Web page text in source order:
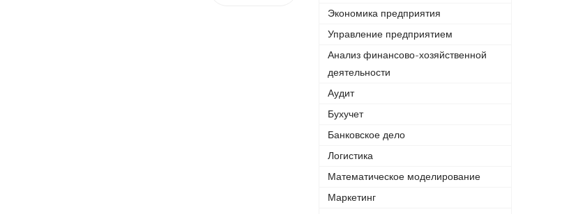
Экономика предприятия
Управление предприятием
Анализ финансово-хозяйственной
деятельности
Аудит
Бухучет
Банковское дело
Логистика
Математическое моделирование
Маркетинг